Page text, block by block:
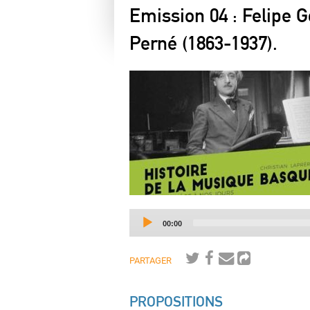
Emission 04 : Felipe
Perné (1863-1937).
Current
00:00
PARTAGER
PROPOSITIONS